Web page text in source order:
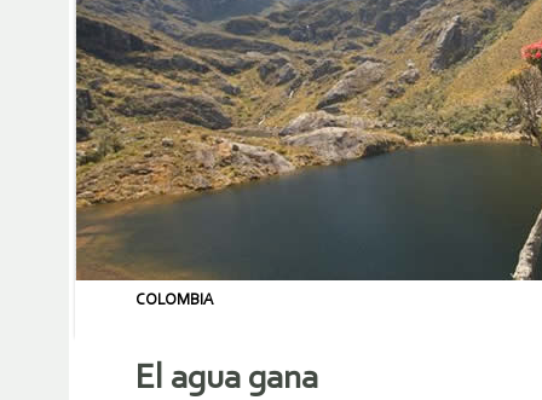
COLOMBIA
El agua gana